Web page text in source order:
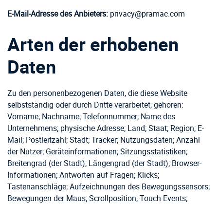
E-Mail-Adresse des Anbieters: privacy@pramac.com
Arten der erhobenen
Daten
Zu den personenbezogenen Daten, die diese Website
selbstständig oder durch Dritte verarbeitet, gehören:
Vorname; Nachname; Telefonnummer; Name des
Unternehmens; physische Adresse; Land; Staat; Region; E-
Mail; Postleitzahl; Stadt; Tracker; Nutzungsdaten; Anzahl
der Nutzer; Geräteinformationen; Sitzungsstatistiken;
Breitengrad (der Stadt); Längengrad (der Stadt); Browser-
Informationen; Antworten auf Fragen; Klicks;
Tastenanschläge; Aufzeichnungen des Bewegungssensors;
Bewegungen der Maus; Scrollposition; Touch Events;